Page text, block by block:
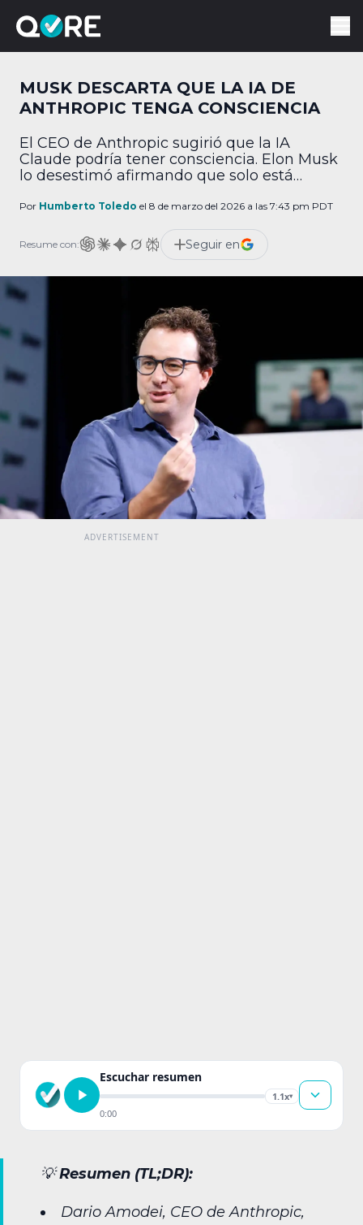
MUSK DESCARTA QUE LA IA DE
ANTHROPIC TENGA CONSCIENCIA
El CEO de Anthropic sugirió que la IA
Claude podría tener consciencia. Elon Musk
lo desestimó afirmando que solo está
Por Humberto Toledo el 8 de marzo del 2026 a las 7:43 pm PDT
Resume con: Seguir en
Escuchar resumen
1.1x▾
0:00
💡Resumen (TL;DR):
Dario Amodei, CEO de Anthropic,